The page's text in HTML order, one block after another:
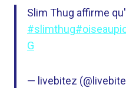
Slim Thug affirme
#slimthug#oiseau
G
— livebitez